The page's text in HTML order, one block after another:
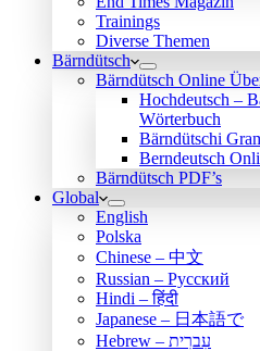
Trainings
Diverse Themen
Bärndütsch
Bärndütsch Online
Hochdeutsch –
Wörterbuch
Bärndütschi
Berndeutsch
Bärndütsch PDF’s
Global
English
Polska
Chinese – 中文
Russian – Русский
Hindi – हिंदी
Japanese – 日本語で
Hebrew – עִברִית